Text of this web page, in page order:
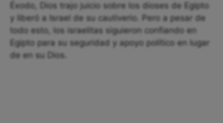
Éxodo, Dios trajo juicio sobre los dioses de Egipto
y liberó a Israel de su cautiverio. Pero a pesar de
todo esto, los israelitas siguieron confiando en
Egipto para su seguridad y apoyo político en lugar
de en su Dios.